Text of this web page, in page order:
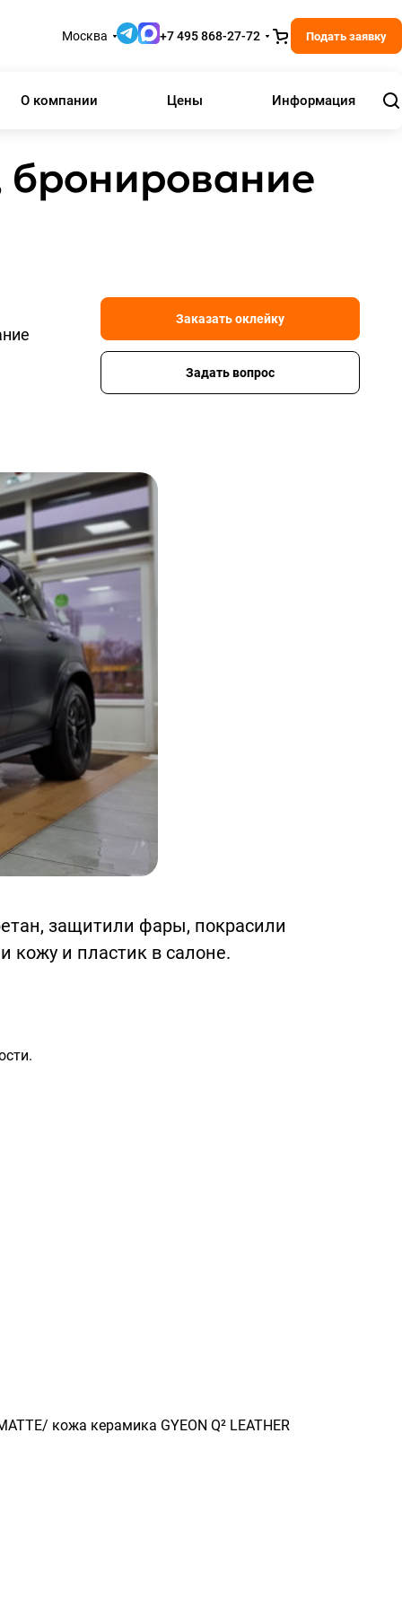
Москва +7 495 868-27-72 Подать заявку
О компании Цены Информация
бронирование
Заказать оклейку
Задать вопрос
защитили фары, покрасили
кожу и пластик в салоне.
/ кожа керамика GYEON Q² LEATHER